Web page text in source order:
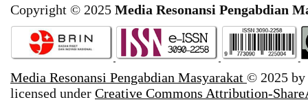
Copyright © 2025 Media Resonansi Pengabdian
Media Resonansi Pengabdian Masyarakat © 2025 by
licensed under Creative Commons Attribution-